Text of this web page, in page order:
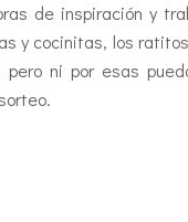
de inspiración y
y cocinitas, los
ni por esas